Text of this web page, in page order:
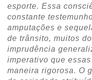
esporte. Essa
constante
amputações e
de trânsito, muitos
imprudência
imperativo que
maneira rigorosa. O